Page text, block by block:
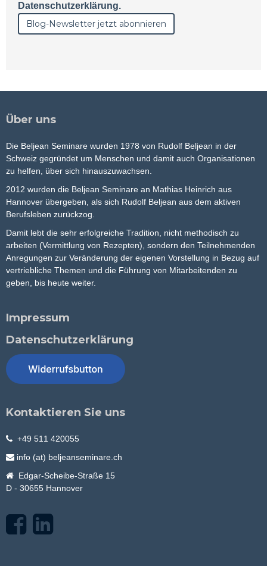
Datenschutzerklärung.
Über uns
Die Beljean Seminare wurden 1978 von Rudolf Beljean in der
Schweiz gegründet um Menschen und damit auch Organisationen
zu helfen, über sich hinauszuwachsen.
2012 wurden die Beljean Seminare an Mathias Heinrich aus
Hannover übergeben, als sich Rudolf Beljean aus dem aktiven
Berufsleben zurückzog.
Damit lebt die sehr erfolgreiche Tradition, nicht methodisch zu
arbeiten (Vermittlung von Rezepten), sondern den Teilnehmenden
Anregungen zur Veränderung der eigenen Vorstellung in Bezug auf
vertriebliche Themen und die Führung von Mitarbeitenden zu
geben, bis heute weiter.
Impressum
Datenschutzerklärung
Kontaktieren Sie uns
+49 511 420055
info (at) beljeanseminare.ch
Edgar-Scheibe-Straße 15
D - 30655 Hannover
F